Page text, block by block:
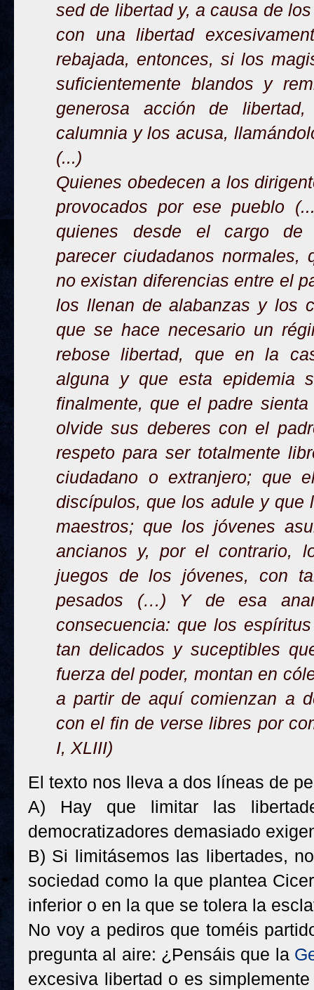
sed de libertad y, a causa de
con una libertad
rebajada, entonces, si los
suficientemente blandos y
generosa acción de
calumnia y los acusa,
(...)
Quienes obedecen a los
provocados por ese pueblo
quienes desde el cargo de
parecer ciudadanos normales,
no existan diferencias entre el
los llenan de alabanzas y los
que se hace necesario un
rebose libertad, que en la
alguna y que esta epidemia
finalmente, que el padre
olvide sus deberes con el
respeto para ser totalmente
ciudadano o extranjero; que
discípulos, que los adule y que
maestros; que los jóvenes
ancianos y, por el contrario,
juegos de los jóvenes, con
pesados (…) Y de esa
consecuencia: que los
tan delicados y suceptibles
fuerza del poder, montan en
a partir de aquí comienzan a
con el fin de verse libres por
I, XLIII)
El texto nos lleva a dos líneas de
A) Hay que limitar las
democratizadores demasiado
B) Si limitásemos las libertades,
sociedad como la que plantea
inferior o en la que se tolera la
No voy a pediros que toméis
pregunta al aire: ¿Pensáis que la
excesiva libertad o es